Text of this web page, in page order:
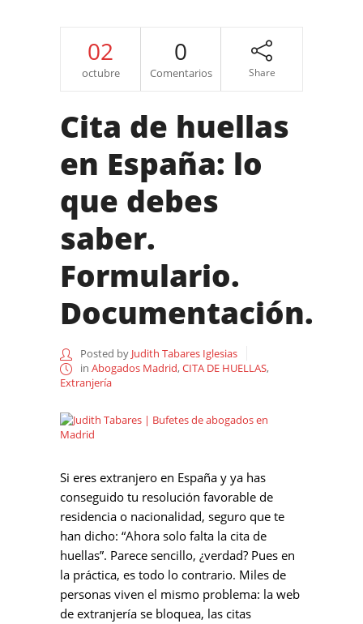
02
octubre
0
Comentarios Share
Cita de huellas
en España: lo
que debes
saber.
Formulario.
Documentación.
Posted by Judith Tabares Iglesias
in Abogados Madrid,CITA DE HUELLAS,
Extranjería
Si eres extranjero en España y ya has
conseguido tu resolución favorable de
residencia o nacionalidad, seguro que te
han dicho: “Ahora solo falta la cita de
huellas”. Parece sencillo, ¿verdad? Pues en
la práctica, es todo lo contrario. Miles de
personas viven el mismo problema: la web
de extranjería se bloquea, las citas